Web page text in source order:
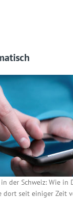
der Schweiz: Wie in
dort seit einiger Zeit